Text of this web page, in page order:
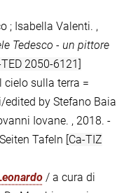
; Isabella Valenti. ,
Tedesco - un pittore
TED 2050-6121]
cielo sulla terra =
edited by Stefano Baia
Iovane. , 2018. -
Tafeln [Ca-TIZ
/ a cura di